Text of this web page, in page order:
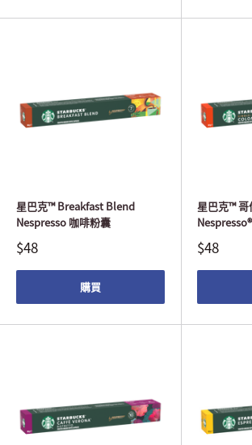
星巴克™ Breakfast Blend
Nespresso 咖啡粉囊
$48
購買
星巴克™ 哥
$48